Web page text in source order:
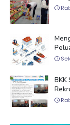
BKK